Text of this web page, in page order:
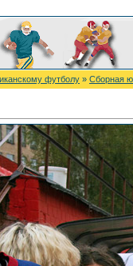
футболу » Сборная